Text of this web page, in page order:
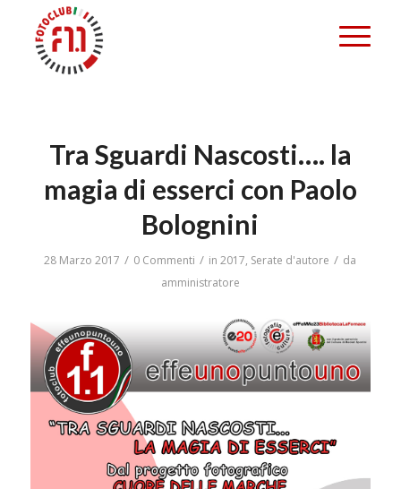
Tra Sguardi Nascosti…. la
magia di esserci con Paolo
Bolognini
28 Marzo 2017 / 0 Commenti / in2017, Serate d'autore / da
amministratore